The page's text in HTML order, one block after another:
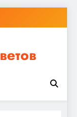
в Мастерской